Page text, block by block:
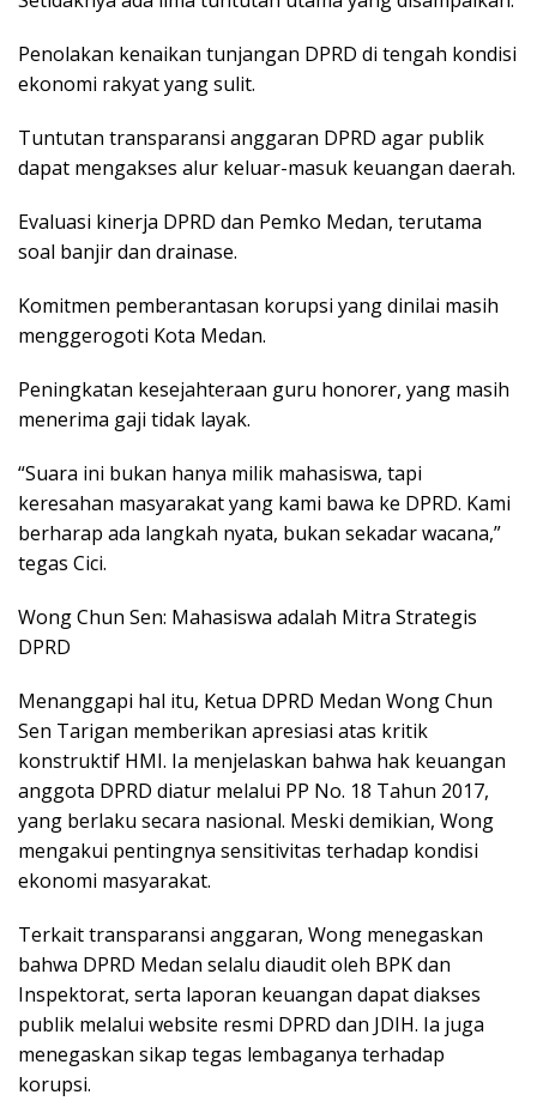
Penolakan kenaikan tunjangan DPRD di tengah kondisi
ekonomi rakyat yang sulit.
Tuntutan transparansi anggaran DPRD agar publik
dapat mengakses alur keluar-masuk keuangan daerah.
Evaluasi kinerja DPRD dan Pemko Medan, terutama
soal banjir dan drainase.
Komitmen pemberantasan korupsi yang dinilai masih
menggerogoti Kota Medan.
Peningkatan kesejahteraan guru honorer, yang masih
menerima gaji tidak layak.
“Suara ini bukan hanya milik mahasiswa, tapi
keresahan masyarakat yang kami bawa ke DPRD. Kami
berharap ada langkah nyata, bukan sekadar wacana,”
tegas Cici.
Wong Chun Sen: Mahasiswa adalah Mitra Strategis
DPRD
Menanggapi hal itu, Ketua DPRD Medan Wong Chun
Sen Tarigan memberikan apresiasi atas kritik
konstruktif HMI. Ia menjelaskan bahwa hak keuangan
anggota DPRD diatur melalui PP No. 18 Tahun 2017,
yang berlaku secara nasional. Meski demikian, Wong
mengakui pentingnya sensitivitas terhadap kondisi
ekonomi masyarakat.
Terkait transparansi anggaran, Wong menegaskan
bahwa DPRD Medan selalu diaudit oleh BPK dan
Inspektorat, serta laporan keuangan dapat diakses
publik melalui website resmi DPRD dan JDIH. Ia juga
menegaskan sikap tegas lembaganya terhadap
korupsi.